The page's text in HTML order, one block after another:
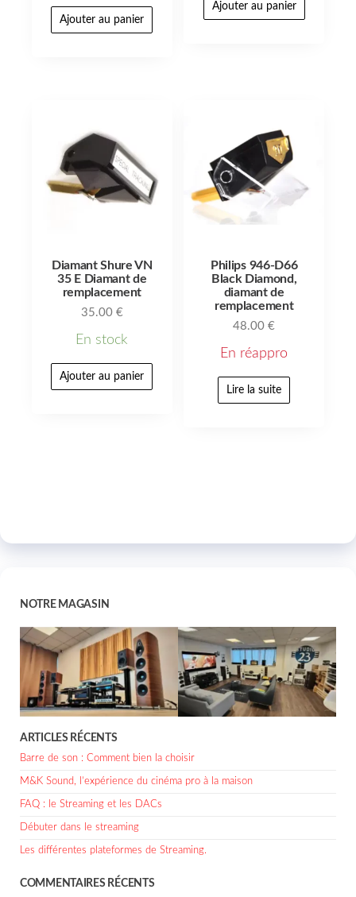
Ajouter au panier
Ajouter au panier
Diamant Shure VN
35 E Diamant de
remplacement
35.00 €
En stock
Ajouter au panier
Philips 946-D66
Black Diamond,
diamant de
remplacement
48.00€
En réappro
Lire la suite
NOTRE MAGASIN
ARTICLES RÉCENTS
Barre de son : Comment bien la choisir
M&K Sound, l’expérience du cinéma pro à la maison
FAQ : le Streaming et les DACs
Débuter dans le streaming
Les différentes plateformes de Streaming.
COMMENTAIRES RÉCENTS